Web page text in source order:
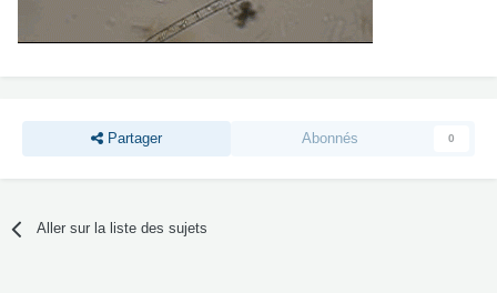
Partager Abonnés 0
Aller sur la liste des sujets